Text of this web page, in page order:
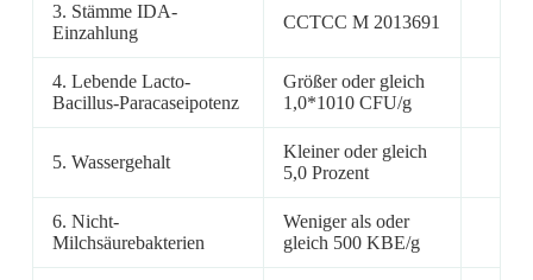
3. Stämme IDA-
Einzahlung
CCTCC M 2013691
4. Lebende Lacto-
Bacillus-Paracaseipotenz
Größer oder gleich
1,0*1010 CFU/g
5. Wassergehalt
Kleiner oder gleich
5,0 Prozent
6. Nicht-
Milchsäurebakterien
Weniger als oder
gleich 500 KBE/g